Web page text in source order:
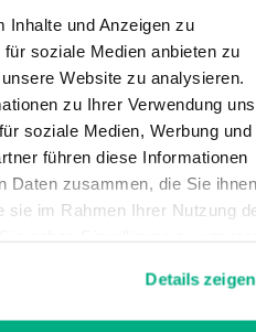
Inhalte und Anzeigen zu
soziale Medien anbieten zu
Website zu analysieren.
zu Ihrer Verwendung
soziale Medien, Werbung und
führen diese Informationen
Daten zusammen, die Sie ihnen
sie im Rahmen Ihrer Nutzung
undImpressum.
Details zeigen